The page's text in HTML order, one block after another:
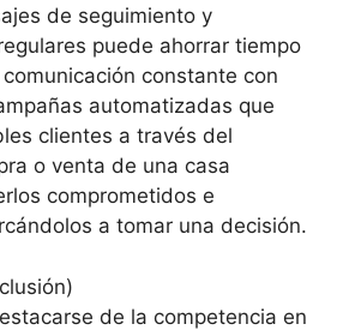
de seguimiento y
puede ahorrar tiempo
constante con
automatizadas que
clientes a través del
o venta de una casa
comprometidos e
a tomar una decisión.
de la competencia en